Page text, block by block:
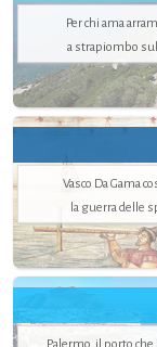
Per chi ama
a strapiombo
Vasco Da Gama
la guerra delle
Palermo, il porto che